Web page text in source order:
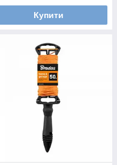
Купити